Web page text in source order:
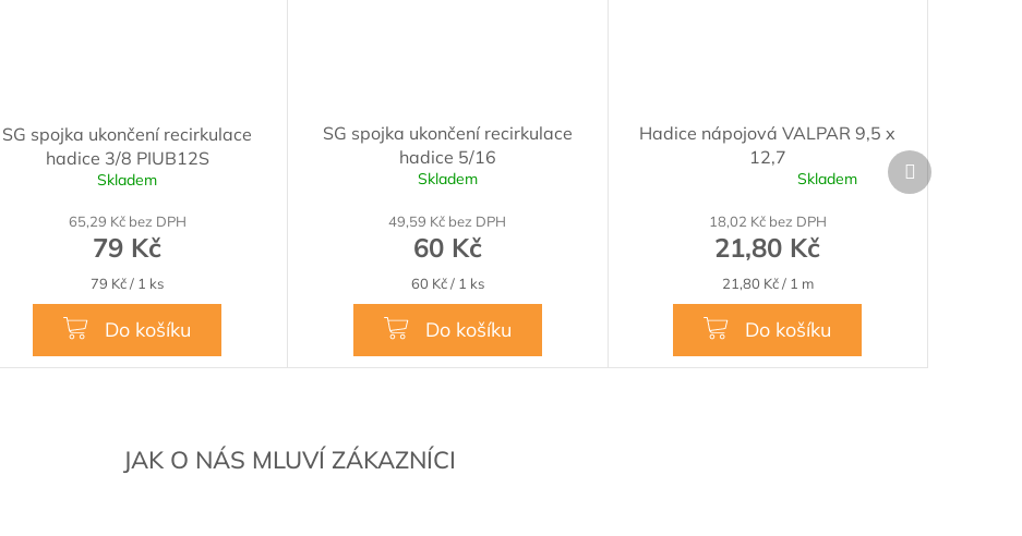
JAK O NÁS MLUVÍ ZÁKAZNÍCI
SG spojka ukončení recirkulace
hadice 3/8 PIUB12S
Skladem
65,29 Kč bez DPH
79 Kč
Měrná
cena:
79 Kč / 1 ks
Do košíku
SG spojka ukončení recirkulace
hadice 5/16
Skladem
49,59 Kč bez DPH
60 Kč
Měrná
cena:
60 Kč / 1 ks
Do košíku
Hadice nápojová VALPAR 9,5 x
12,7
Skladem
18,02 Kč bez DPH
21,80 Kč
Měrná
cena:
21,80 Kč / 1 m
Do košíku
Další
produkt